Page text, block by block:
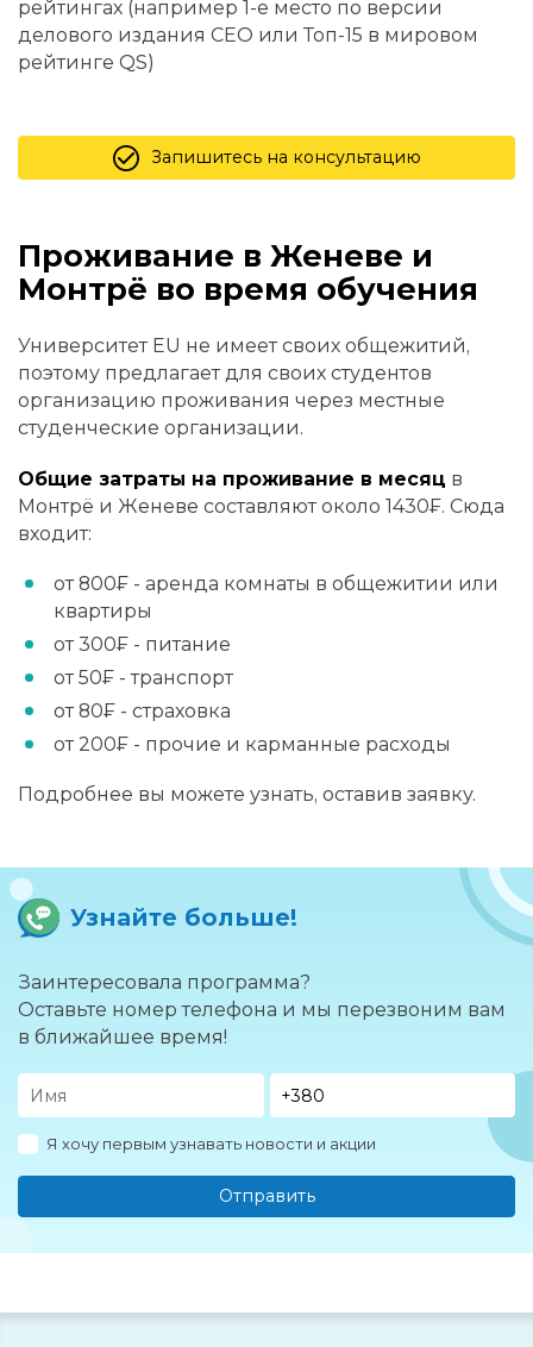
рейтингах (например 1-е место по версии
делового издания CEO или Топ-15 в мировом
рейтинге QS)
Запишитесь на консультацию
Проживание в Женеве и
Монтрё во время обучения
Университет EU не имеет своих общежитий,
поэтому предлагает для своих студентов
организацию проживания через местные
студенческие организации.
Общие затраты на проживание в месяц в
Монтрё и Женеве составляют около 1430₣. Сюда
входит:
от 800₣ - аренда комнаты в общежитии или
квартиры
от 300₣ - питание
от 50₣ - транспорт
от 80₣ - страховка
от 200₣ - прочие и карманные расходы
Подробнее вы можете узнать, оставив заявку.
Узнайте больше!
Заинтересовала программа?
Оставьте номер телефона и мы перезвоним вам
в ближайшее время!
Я хочу первым узнавать новости и акции
Отправить